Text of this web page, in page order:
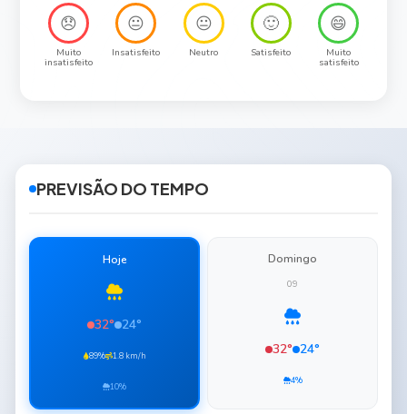
😞
Muito
insatisfeito
😐
Insatisfeito
😐
Neutro
🙂
Satisfeito
😄
Muito
satisfeito
PREVISÃO DO TEMPO
Hoje
32° 24°
89% 1.8 km/h
10%
Domingo
09
32° 24°
4%